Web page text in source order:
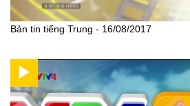
Bản tin tiếng Trung - 16/08/2017